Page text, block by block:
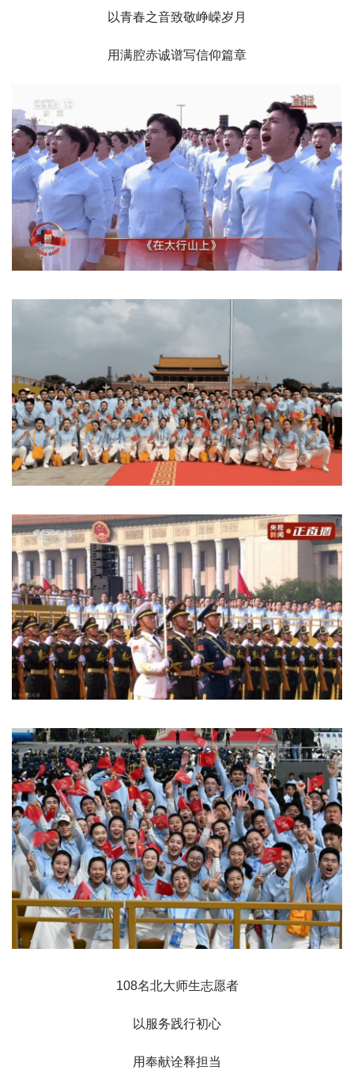
以青春之音致敬峥嵘岁月
用满腔赤诚谱写信仰篇章
108名北大师生志愿者
以服务践行初心
用奉献诠释担当